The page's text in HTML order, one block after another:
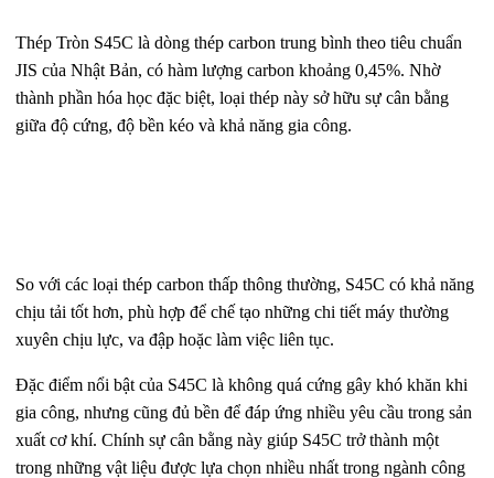
Thép Tròn S45C là dòng thép carbon trung bình theo tiêu chuẩn
JIS của Nhật Bản, có hàm lượng carbon khoảng 0,45%. Nhờ
thành phần hóa học đặc biệt, loại thép này sở hữu sự cân bằng
giữa độ cứng, độ bền kéo và khả năng gia công.
So với các loại thép carbon thấp thông thường, S45C có khả năng
chịu tải tốt hơn, phù hợp để chế tạo những chi tiết máy thường
xuyên chịu lực, va đập hoặc làm việc liên tục.
Đặc điểm nổi bật của S45C là không quá cứng gây khó khăn khi
gia công, nhưng cũng đủ bền để đáp ứng nhiều yêu cầu trong sản
xuất cơ khí. Chính sự cân bằng này giúp S45C trở thành một
trong những vật liệu được lựa chọn nhiều nhất trong ngành công